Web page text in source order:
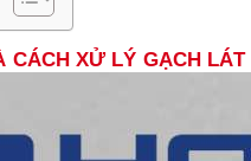
CÁCH XỬ LÝ GẠCH